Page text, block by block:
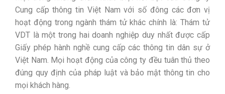
Cung cấp thông tin Việt Nam với số đông các đơn vị
hoạt động trong ngành thám tử khác chính là: Thám tử
VDT là một trong hai doanh nghiệp duy nhất được cấp
Giấy phép hành nghề cung cấp các thông tin dân sự ở
Việt Nam. Mọi hoạt động của công ty đều tuân thủ theo
đúng quy định của pháp luật và bảo mật thông tin cho
mọi khách hàng.